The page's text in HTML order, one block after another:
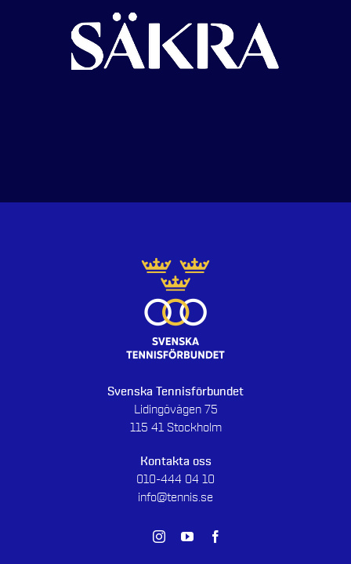
Svenska Tennisförbundet
Lidingövägen 75
115 41 Stockholm
Kontakta oss
010-444 04 10
info@tennis.se